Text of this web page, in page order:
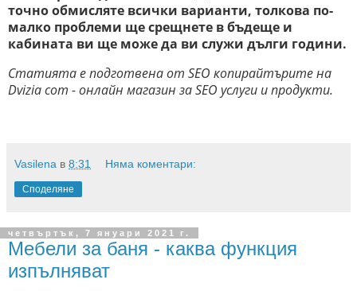
точно обмисляте всички варианти, толкова по-
малко проблеми ще срещнете в бъдеще и
кабината ви ще може да ви служи дълги години.
Статията е подготвена от SEO копирайтърите на
Dvizia com - онлайн магазин за SEO услуги и продукти.
Vasilena в 8:31 Няма коментари:
Споделяне
четвъртък, 7 януари 2021 г.
Мебели за баня - каква функция
изпълняват